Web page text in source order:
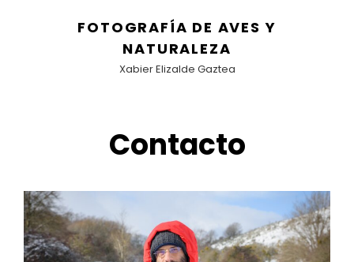
FOTOGRAFÍA DE AVES Y
NATURALEZA
Xabier Elizalde Gaztea
Contacto